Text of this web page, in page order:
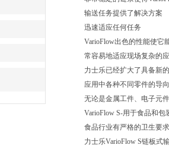
输送任务提供了解决方案
迅速适应任何任务
VarioFlow出色的性能使它
常容易地适应现场复杂的
力士乐已经扩大了具备新
应用中各种不同零件的导
无论是金属工件、电子元
VarioFlow S-用于食品和
食品行业有严格的卫生要
力士乐VarioFlow S链板式